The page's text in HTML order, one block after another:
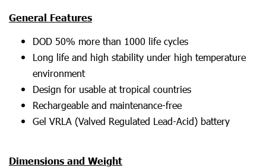
General Features
DOD 50% more than 1000 life cycles
Long life and high stability under high temperature
environment
Design for usable at tropical countries
Rechargeable and maintenance-free
Gel VRLA (Valved Regulated Lead-Acid) battery
Dimensions and Weight